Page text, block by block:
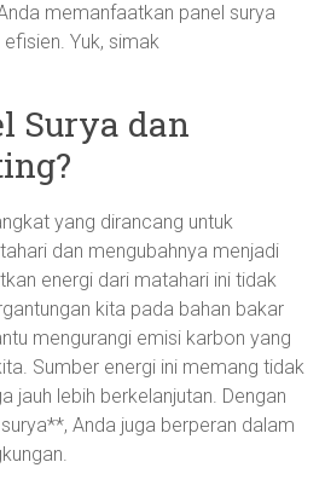
memanfaatkan panel surya
Yuk, simak
Surya dan
yang dirancang untuk
dan mengubahnya menjadi
energi dari matahari ini tidak
kita pada bahan bakar
mengurangi emisi karbon yang
Sumber energi ini memang tidak
jauh lebih berkelanjutan. Dengan
Anda juga berperan dalam